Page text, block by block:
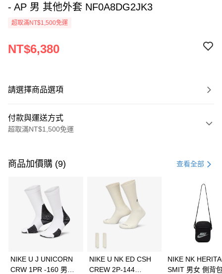
- AP 男 其他外套 NF0A8DG2JK3
超取滿NT$1,500免運
NT$6,380
請選擇商品選項
付款與運送方式
超取滿NT$1,500免運
信用卡一次付款
3 期 0 利率 每期 21家銀行
合作金庫商業銀行
第一商業銀行
華南商業銀行
彰化商業銀行
上海商業儲蓄銀行
Apple Pay
全盈+PAY
商品加價購 (9) 查看全部
NIKE U J UNICORN
CRW 1PR -160 男女
NIKE U NK ED CSH
CREW 2P-144
NIKE NK
SMIT 男女 側背